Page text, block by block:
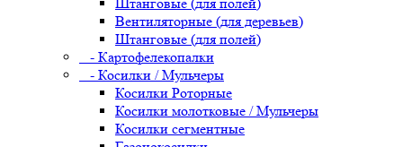
Вентиляторные (для деревьев)
Штанговые (для полей)
- Картофелекопалки
- Косилки / Мульчеры
Косилки Роторные
Косилки молотковые / Мульчеры
Косилки сегментные